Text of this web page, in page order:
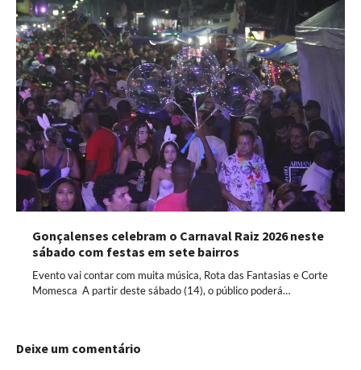
Gonçalenses celebram o Carnaval Raiz 2026 neste
sábado com festas em sete bairros
Evento vai contar com muita música, Rota das Fantasias e Corte
Momesca A partir deste sábado (14), o público poderá…
Deixe um comentário